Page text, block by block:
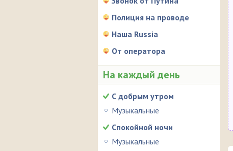
Полиция на проводе
Наша Russia
От оператора
На каждый день
С добрым утром
Музыкальные
Спокойной ночи
Музыкальные